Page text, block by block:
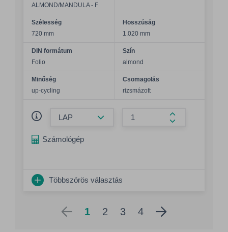
ALMOND/MANDULA - F
Szélesség
720 mm
Hosszúság
1.020 mm
DIN formátum
Folio
Szín
almond
Minőség
up-cycling
Csomagolás
rizsmázott
Összeg
Számológép
Többszörös választás
1 2 3 4